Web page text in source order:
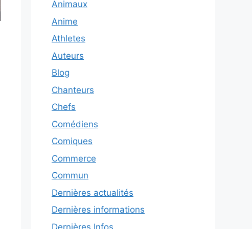
Animaux
Anime
Athletes
Auteurs
Blog
Chanteurs
Chefs
Comédiens
Comiques
Commerce
Commun
Dernières actualités
Dernières informations
Dernières Infos